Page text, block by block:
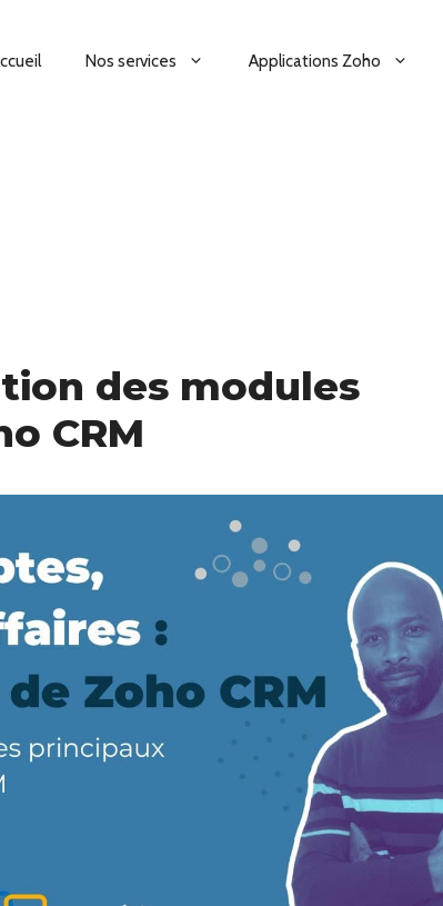
Nos services Applications Zoho
des modules
CRM